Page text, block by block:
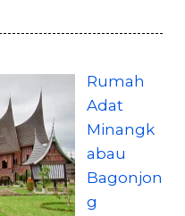
Rumah
Adat
Minangk
abau
Bagonjon
g